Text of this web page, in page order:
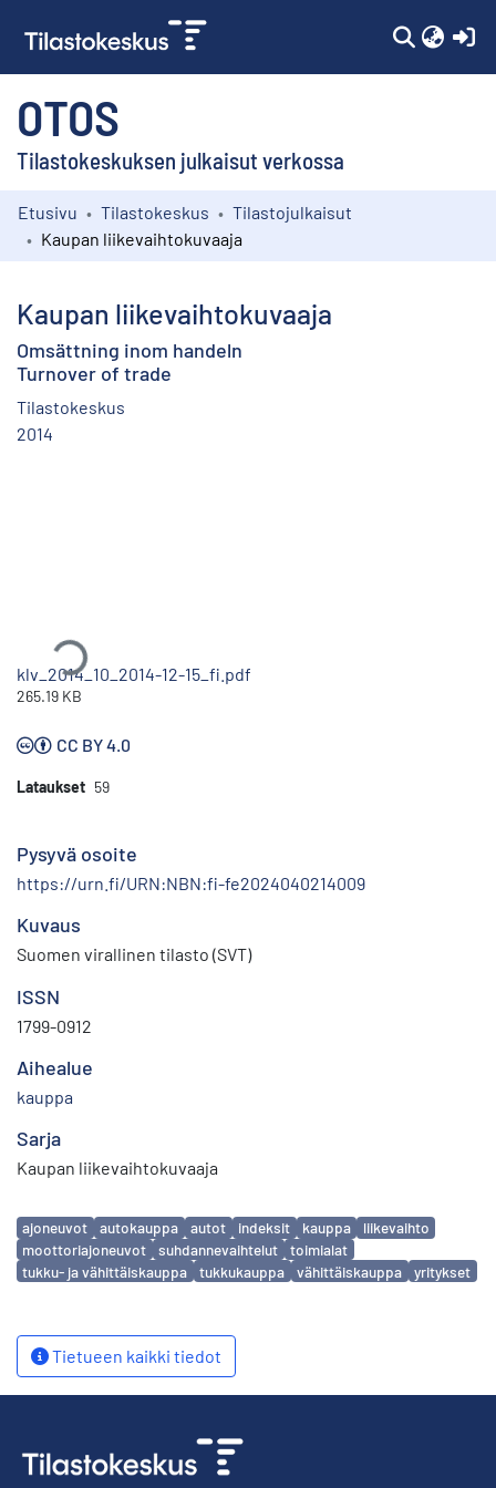
OTOS
Tilastokeskuksen julkaisut verkossa
Kokoelmat
Etusivu Tilastokeskus
Tilastojulkaisut
Kaupan liikevaihtokuvaaja
Kaupan liikevaihtokuvaaja
Omsättning inom handeln
Turnover of trade
Tilastokeskus
2014
Ladataan...
klv_2014_10_2014-12-15_fi.pdf
265.19 KB
CC BY 4.0
Lataukset 59
Pysyvä osoite
https://urn.fi/URN:NBN:fi-fe2024040214009
Kuvaus
Suomen virallinen tilasto (SVT)
ISSN
1799-0912
Aihealue
kauppa
Sarja
Kaupan liikevaihtokuvaaja
Avainsanat
ajoneuvot autokauppa autot indeksit kauppa
liikevaihto
moottoriajoneuvot
suhdannevaihtelut
toimialat
tukku- ja vähittäiskauppa
tukkukauppa vähittäiskauppa yritykset
Tietueen kaikki tiedot